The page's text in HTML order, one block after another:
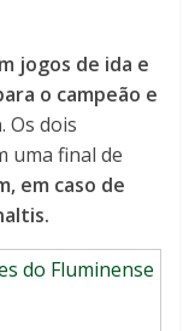
jogos de ida e
o campeão e
. Os dois
uma final de
em caso de